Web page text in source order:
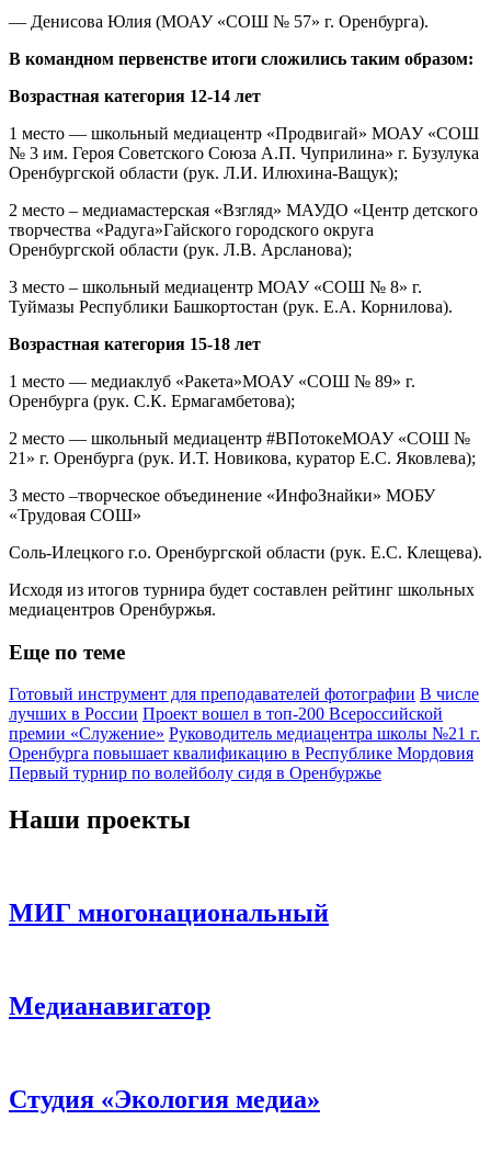
— Денисова Юлия (МОАУ «СОШ № 57» г. Оренбурга).
В командном первенстве итоги сложились таким образом:
Возрастная категория 12-14 лет
1 место — школьный медиацентр «Продвигай» МОАУ «СОШ
№ 3 им. Героя Советского Союза А.П. Чуприлина» г. Бузулука
Оренбургской области (рук. Л.И. Илюхина-Ващук);
2 место – медиамастерская «Взгляд» МАУДО «Центр детского
творчества «Радуга»Гайского городского округа
Оренбургской области (рук. Л.В. Арсланова);
3 место – школьный медиацентр МОАУ «СОШ № 8» г.
Туймазы Республики Башкортостан (рук. Е.А. Корнилова).
Возрастная категория 15-18 лет
1 место — медиаклуб «Ракета»МОАУ «СОШ № 89» г.
Оренбурга (рук. С.К. Ермагамбетова);
2 место — школьный медиацентр #ВПотокеМОАУ «СОШ №
21» г. Оренбурга (рук. И.Т. Новикова, куратор Е.С. Яковлева);
3 место –творческое объединение «ИнфоЗнайки» МОБУ
«Трудовая СОШ»
Соль-Илецкого г.о. Оренбургской области (рук. Е.С. Клещева).
Исходя из итогов турнира будет составлен рейтинг школьных
медиацентров Оренбуржья.
Еще по теме
Готовый инструмент для преподавателей фотографии В числе
лучших в России Проект вошел в топ-200 Всероссийской
премии «Служение» Руководитель медиацентра школы №21 г.
Оренбурга повышает квалификацию в Республике Мордовия
Первый турнир по волейболу сидя в Оренбуржье
Наши проекты
МИГ многонациональный
Медианавигатор
Студия «Экология медиа»